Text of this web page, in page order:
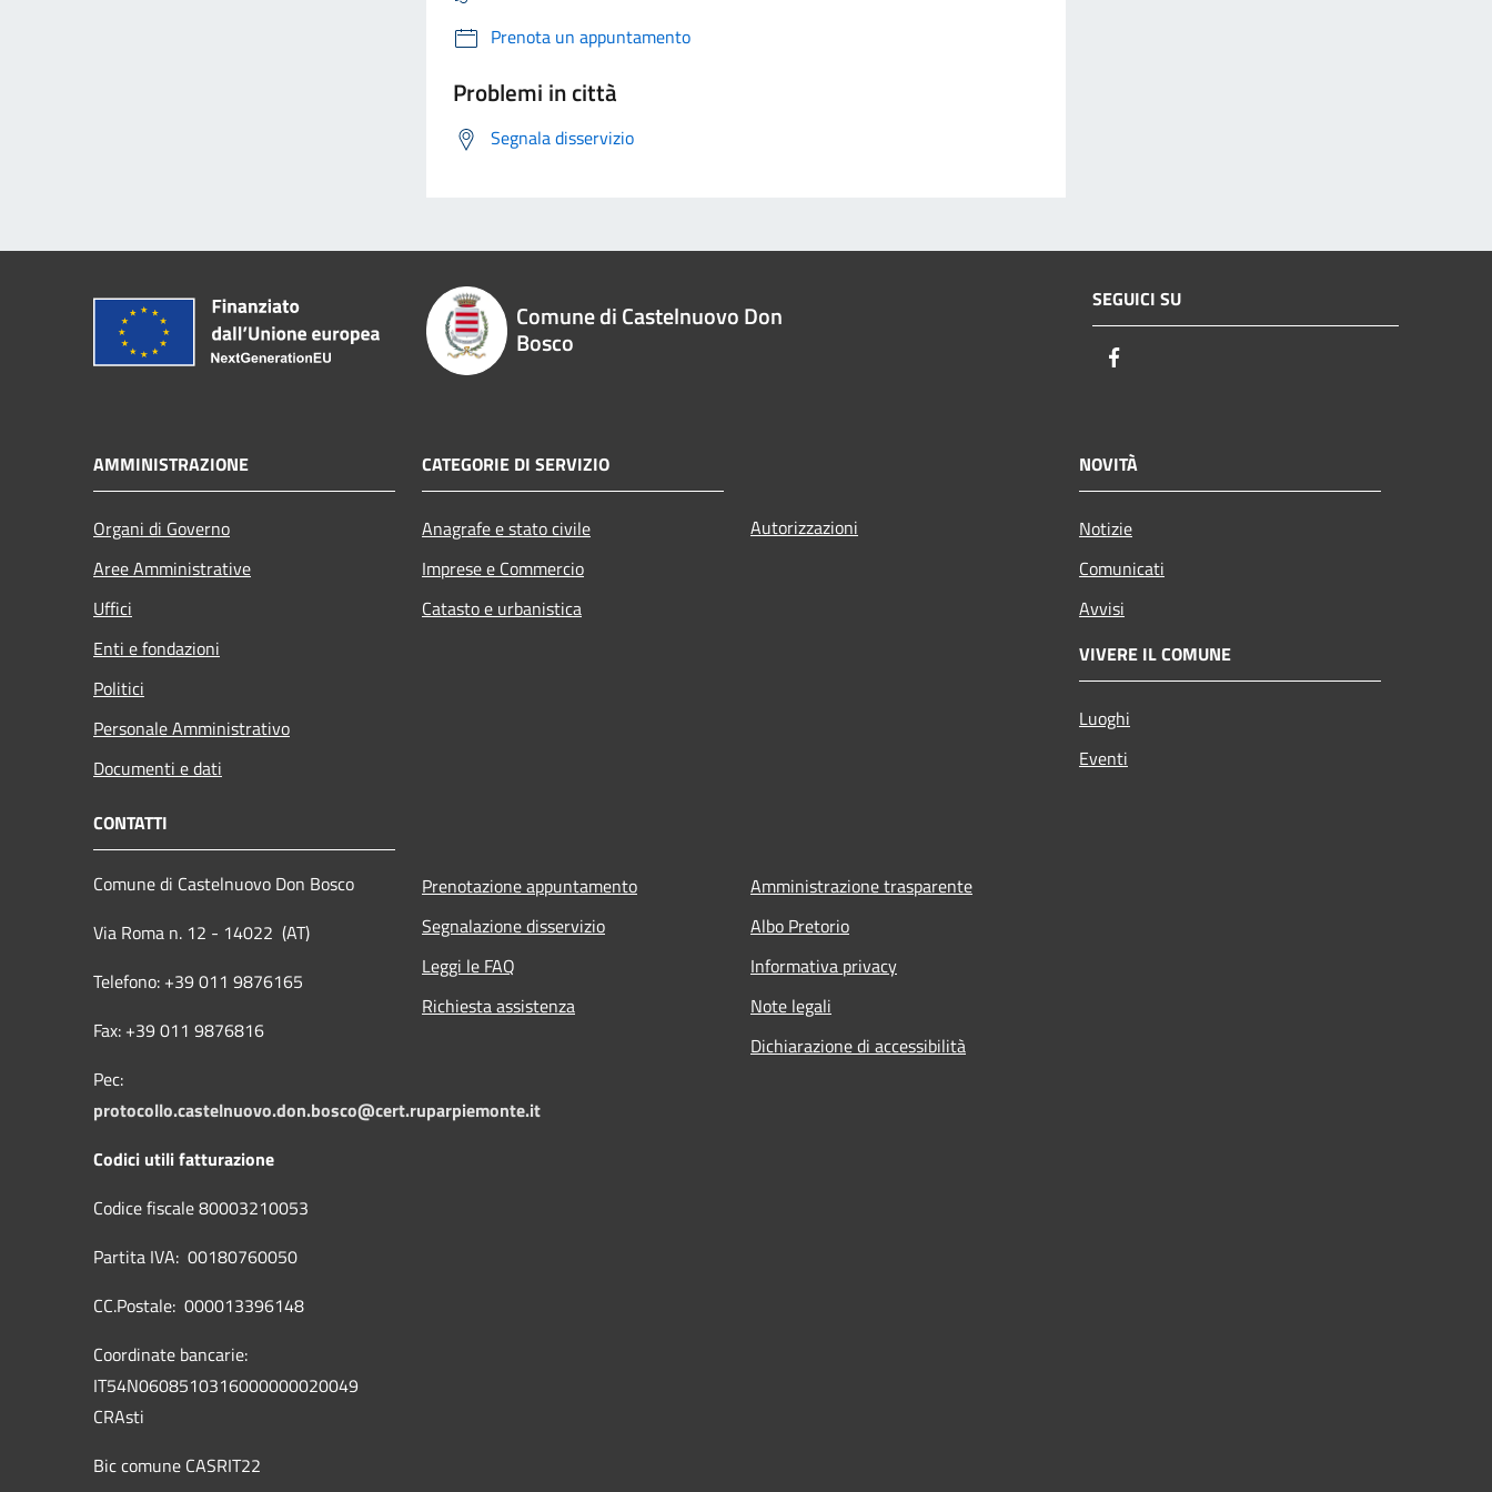
Prenota un appuntamento
Problemi in città
Segnala disservizio
Comune di Castelnuovo Don
Bosco
SEGUICI SU
AMMINISTRAZIONE
Organi di Governo
Aree Amministrative
Uffici
Enti e fondazioni
Politici
Personale Amministrativo
Documenti e dati
CATEGORIE DI SERVIZIO
Anagrafe e stato civile
Imprese e Commercio
Catasto e urbanistica
Autorizzazioni
NOVITÀ
Notizie
Comunicati
Avvisi
VIVERE IL COMUNE
Luoghi
Eventi
CONTATTI
Comune di Castelnuovo Don Bosco
Via Roma n. 12 - 14022 (AT)
Telefono: +39 011 9876165
Fax: +39 011 9876816
Pec:
protocollo.castelnuovo.don.bosco@cert.ruparpiemonte.it
Codici utili fatturazione
Codice fiscale 80003210053
Partita IVA: 00180760050
CC.Postale: 000013396148
Coordinate bancarie:
IT54N0608510316000000020049
CRAsti
Bic comune CASRIT22
Prenotazione appuntamento
Segnalazione disservizio
Leggi le FAQ
Richiesta assistenza
Amministrazione trasparente
Albo Pretorio
Informativa privacy
Note legali
Dichiarazione di accessibilità